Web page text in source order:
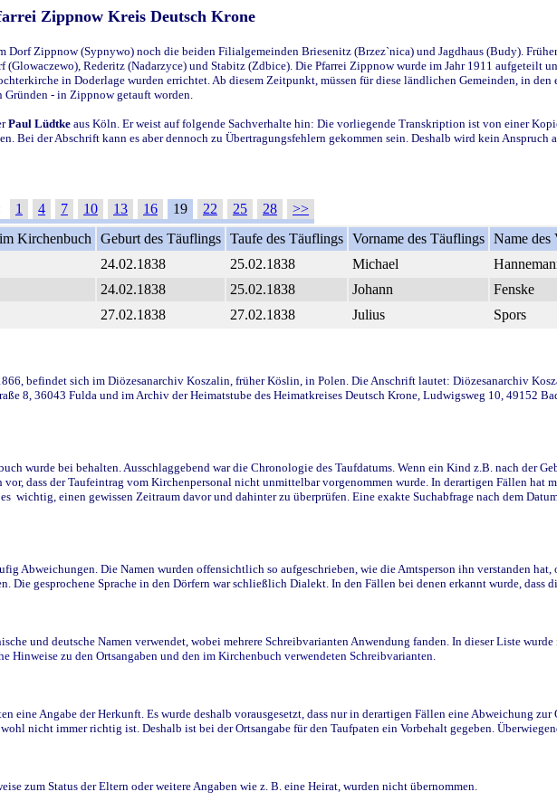
Zippnow Kreis Deutsch Krone
Dorf Zippnow (Sypnywo) noch die beiden Filialgemeinden Briesenitz (Brzez`nica) und Jagdhaus (Budy).
Rederitz (Nadarzyce) und Stabitz (Zdbice). Die Pfarrei Zippnow wurde im Jahr 1911 aufgeteilt
in Doderlage wurden errichtet. Ab diesem Zeitpunkt, müssen für diese ländlichen Gemeinden, in den
- in Zippnow getauft worden.
Paul Lüdtke aus Köln. Er weist auf folgende Sachverhalte hin: Die vorliegende Transkription ist von einer
Bei der Abschrift kann es aber dennoch zu Übertragungsfehlern gekommen sein. Deshalb wird kein Anspruch
1 4 7 10 13 16 19 22 25 28
>>
Kirchenbuch Geburt des Täuflings Taufe des Täuflings Vorname des Täuflings Name des
24.02.1838 25.02.1838 Michael
24.02.1838 25.02.1838 Johann Fenske
27.02.1838 27.02.1838 Julius Spors
befindet sich im Diözesanarchiv Koszalin, früher Köslin, in Polen. Die Anschrift lautet: Diözesanarchiv
8, 36043 Fulda und im Archiv der Heimatstube des Heimatkreises Deutsch Krone, Ludwigsweg 10, 49152
wurde bei behalten. Ausschlaggebend war die Chronologie des Taufdatums. Wenn ein Kind z.B. nach der
dass der Taufeintrag vom Kirchenpersonal nicht unmittelbar vorgenommen wurde. In derartigen Fällen hat
wichtig, einen gewissen Zeitraum davor und dahinter zu überprüfen. Eine exakte Suchabfrage nach dem
Abweichungen. Die Namen wurden offensichtlich so aufgeschrieben, wie die Amtsperson ihn verstanden hat,
Die gesprochene Sprache in den Dörfern war schließlich Dialekt. In den Fällen bei denen erkannt wurde,
und deutsche Namen verwendet, wobei mehrere Schreibvarianten Anwendung fanden. In dieser Liste
Hinweise zu den Ortsangaben und den im Kirchenbuch verwendeten Schreibvarianten.
eine Angabe der Herkunft. Es wurde deshalb vorausgesetzt, dass nur in derartigen Fällen eine Abweichung
nicht immer richtig ist. Deshalb ist bei der Ortsangabe für den Taufpaten ein Vorbehalt gegeben.
zum Status der Eltern oder weitere Angaben wie z. B. eine Heirat, wurden nicht übernommen.